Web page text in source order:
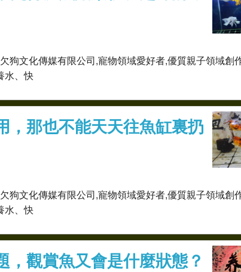
狗文化傳媒有限公司,寵物領域愛好者,優質親子領域創
水、快
，那也不能天天往魚缸裏扔
狗文化傳媒有限公司,寵物領域愛好者,優質親子領域創
水、快
觀賞魚又會是什麼狀態？